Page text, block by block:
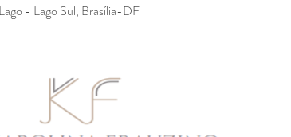
- Lago Sul, Brasília-DF